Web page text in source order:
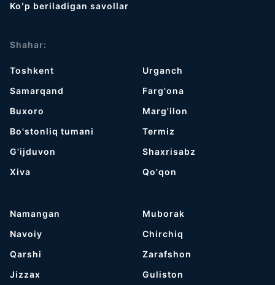
Koʻp beriladigan savollar
Shahar:
Toshkent
Samarqand
Buxoro
Bo'stonliq tumani
G'ijduvon
Хiva
Urganch
Farg'ona
Marg'ilon
Termiz
Shaxrisabz
Qo'qon
Namangan
Navoiy
Qarshi
Jizzax
Muborak
Chirchiq
Zarafshon
Guliston